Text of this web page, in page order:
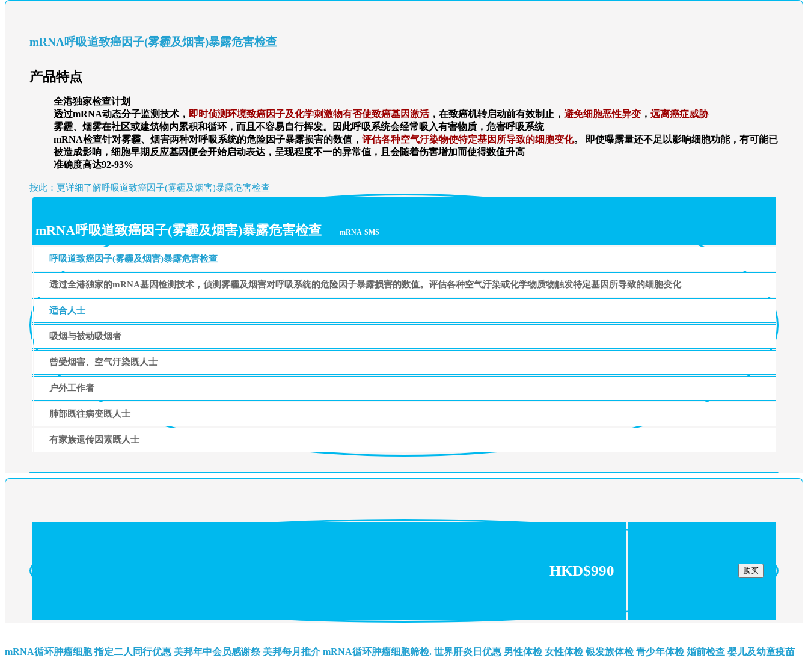
mRNA呼吸道致癌因子(雾霾及烟害)暴露危害检查
产品特点
全港独家检查计划
透过mRNA动态分子监测技术， 即时侦测环境致癌因子及化学刺激物有否使致癌基因激活，在致癌机转启动前有效制止， 避免细胞恶性异变， 远离癌症威胁
雾霾、烟雾在社区或建筑物内累积和循环，而且不容易自行挥发。因此呼吸系统会经常吸入有害物质，危害呼吸系统
mRNA检查针对雾霾、烟害两种对呼吸系统的危险因子暴露损害的数值， 评估各种空气汙染物使特定基因所导致的细胞变化。 即使曝露量还不足以影响细胞功能，有可能已
被造成影响，细胞早期反应基因便会开始启动表达，呈现程度不一的异常值，且会随着伤害增加而使得数值升高
准确度高达92-93%
按此：更详细了解呼吸道致癌因子(雾霾及烟害)暴露危害检查
mRNA呼吸道致癌因子(雾霾及烟害)暴露危害检查 mRNA-SMS
呼吸道致癌因子(雾霾及烟害)暴露危害检查
透过全港独家的mRNA基因检测技术，侦测雾霾及烟害对呼吸系统的危险因子暴露损害的数值。评估各种空气汙染或化学物质物触发特定基因所导致的细胞变化
适合人士
吸烟与被动吸烟者
曾受烟害、空气汙染既人士
户外工作者
肺部既往病变既人士
有家族遗传因素既人士
HKD$990 购买
mRNA循环肿瘤细胞 指定二人同行优惠 美邦年中会员感谢祭 美邦每月推介 mRNA循环肿瘤细胞筛检. 世界肝炎日优惠 男性体检 女性体检 银发族体检 青少年体检 婚前检查 婴儿及幼童疫苗